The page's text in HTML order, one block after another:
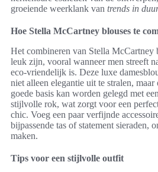
groeiende weerklank van trends in
Hoe Stella McCartney blouses te
Het combineren van Stella McCartney
leuk zijn, vooral wanneer men streeft
eco-vriendelijk is. Deze luxe
niet alleen elegantie uit te stralen,
goede basis kan worden gelegd met
stijlvolle rok, wat zorgt voor een
chic. Voeg een paar verfijnde
bijpassende tas of statement sieraden,
maken.
Tips voor een stijlvolle outfit